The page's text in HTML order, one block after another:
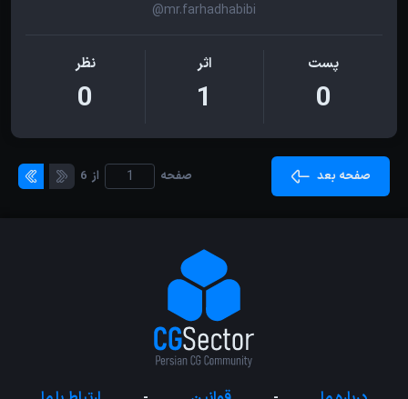
@mr.farhadhabibi
پست
0
اثر
1
نظر
0
صفحه بعد صفحه از 6